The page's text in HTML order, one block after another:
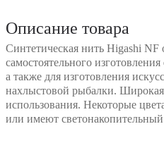
Описание товара
Синтетическая нить Higashi NF
самостоятельного
а также для изготовления
нахлыстовой рыбалки. Широкая
использования. Некоторые
или имеют